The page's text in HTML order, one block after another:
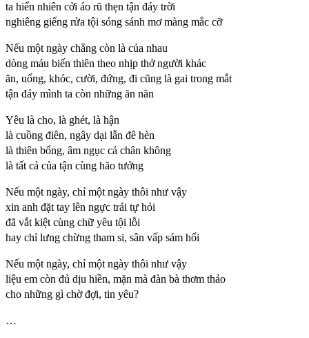
ta hiển nhiên cởi áo rũ thẹn tận đáy trời
nghiêng giếng rửa tội sóng sánh mơ màng mắc cỡ
Nếu một ngày chẳng còn là của nhau
dòng máu biến thiên theo nhịp thở người khác
ăn, uống, khóc, cười, đứng, đi cũng là gai trong mắt
tận đáy mình ta còn những ăn năn
Yêu là cho, là ghét, là hận
là cuồng điên, ngây dại lẫn đê hèn
là thiên bổng, âm ngục cả chân không
là tất cả của tận cùng hão tưởng
Nếu một ngày, chỉ một ngày thôi như vậy
xin anh đặt tay lên ngực trái tự hỏi
đã vắt kiệt cùng chữ yêu tội lỗi
hay chỉ lưng chừng tham si, sân vấp sám hối
Nếu một ngày, chỉ một ngày thôi như vậy
liệu em còn đủ dịu hiền, mặn mà đàn bà thơm thảo
cho những gì chờ đợi, tin yêu?
…